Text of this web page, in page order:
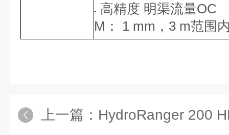
- 高精度 明渠流量OC
M ： 1 mm ， 3 m范围
上一篇： HydroRanger 200 HMI